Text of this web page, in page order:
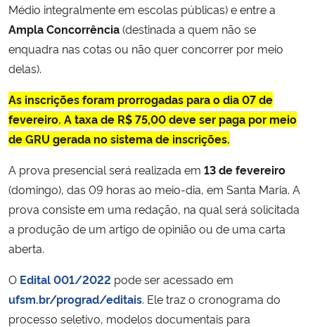
Médio integralmente em escolas públicas) e entre a
Ampla Concorrência(destinada a quem não se
enquadra nas cotas ou não quer concorrer por meio
delas).
As inscrições foram prorrogadas para o dia 07 de
fevereiro. A taxa de R$ 75,00 deve ser paga por meio
de GRU gerada nosistema de inscrições.
A prova presencial será realizada em 13 de fevereiro
(domingo), das 09 horas ao meio-dia, em Santa Maria. A
prova consiste em uma redação, na qual será solicitada
a produção de um artigo de opinião ou de uma carta
aberta.
O Edital 001/2022 pode ser acessado em
ufsm.br/prograd/editais. Ele traz o cronograma do
processo seletivo, modelos documentais para